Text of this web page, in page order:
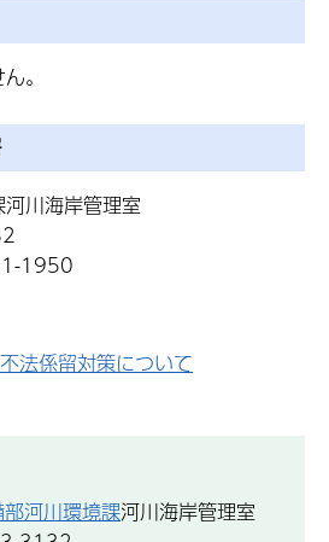
。
川海岸管理室
1950
法係留対策について
河川環境課河川海岸管理室